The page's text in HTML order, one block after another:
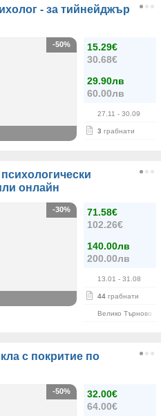
- за тийнейджър
15.29€
30.68€
29.90лв
60.00лв
27.11 - 30.09
3 грабнати
-50%
онлайн
71.58€
102.26€
140.00лв
200.00лв
13.01 - 31.08
44 грабнати
Велико Търново
-30%
с покритие по
32.00€
64.00€
-50%